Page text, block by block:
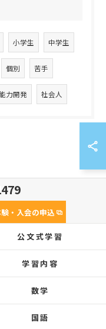
小学生 中学生
個別 苦手
力開発 社会人
・入会の申込
公文式学習
学習内容
数学
国語